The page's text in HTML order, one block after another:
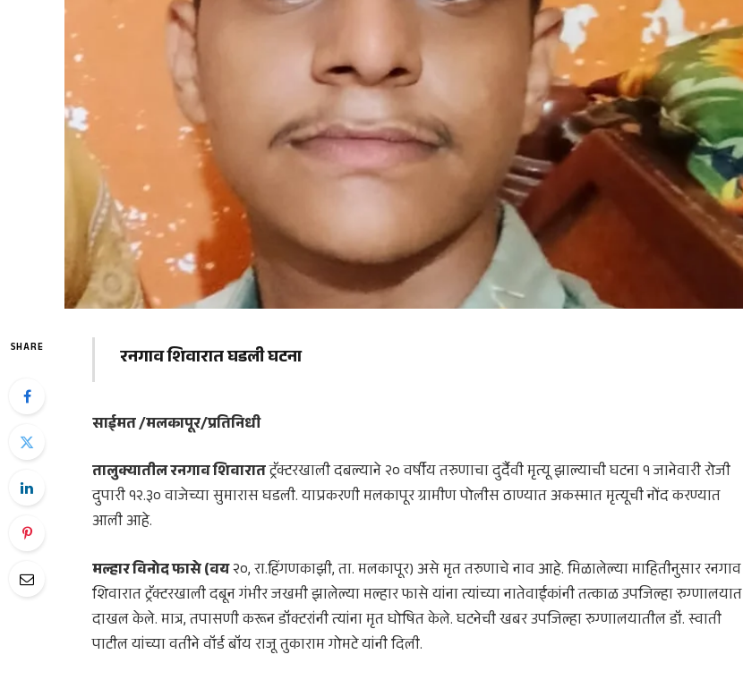
SHARE रनगाव शिवारात घडली घटना
साईमत /मलकापूर/प्रतिनिधी
तालुक्यातील रनगाव शिवारातट्रॅक्टरखाली दबल्याने २० वर्षीय तरुणाचा दुर्दैवी मृत्यू झाल्याची घटना १ जानेवारी रोजी
दुपारी १२.३० वाजेच्या सुमारास घडली. याप्रकरणी मलकापूर ग्रामीण पोलीस ठाण्यात अकस्मात मृत्यूची नोंद करण्यात
आली आहे.
मल्हार विनोद फासे (वय२०, रा.हिंगणकाझी, ता. मलकापूर) असे मृत तरुणाचे नाव आहे. मिळालेल्या माहितीनुसार रनगाव
शिवारात ट्रॅक्टरखाली दबून गंभीर जखमी झालेल्या मल्हार फासे यांना त्यांच्या नातेवाईकांनी तत्काळ उपजिल्हा रुग्णालयात
दाखल केले. मात्र, तपासणी करून डॉक्टरांनी त्यांना मृत घोषित केले. घटनेची खबर उपजिल्हा रुग्णालयातील डॉ. स्वाती
पाटील यांच्या वतीने वॉर्ड बॉय राजू तुकाराम गोमटे यांनी दिली.